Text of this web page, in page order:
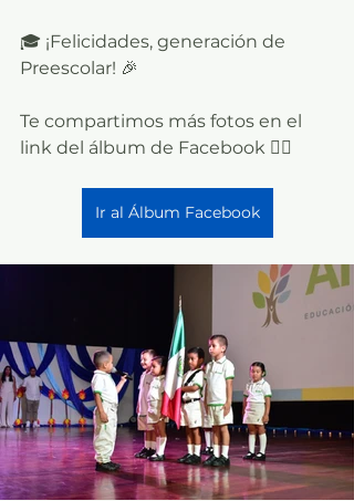
🎓 ¡Felicidades, generación de
Preescolar! 🎉
Te compartimos más fotos en el
link del álbum de Facebook 👇🏼
Ir al Álbum Facebook